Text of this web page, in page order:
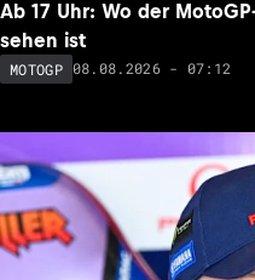
Ab 17 Uhr: Wo der
sehen ist
MOTOGP 08.08.2026 - 07:12